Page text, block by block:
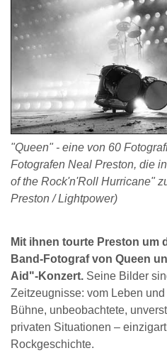
"Queen" - eine von 60
Fotografen Neal Preston, die
of the Rock'n'Roll Hurricane"
Preston / Lightpower)
Mit ihnen tourte Preston um
Band-Fotograf von Queen
Aid"-Konzert. Seine Bilder
Zeitzeugnisse: vom Leben
Bühne, unbeobachtete,
privaten Situationen –
Rockgeschichte.